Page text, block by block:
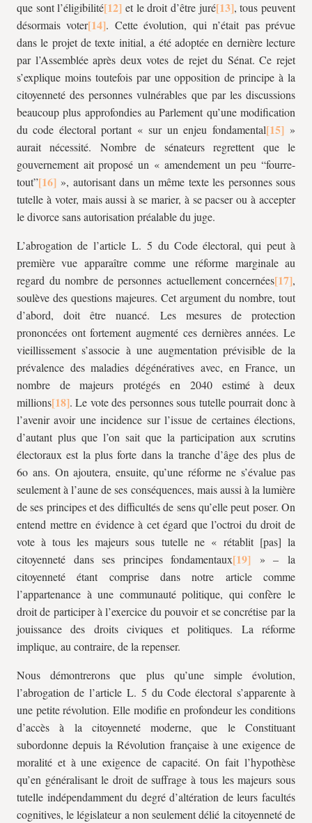
que sont l’éligibilité
et le droit d’être juré
, tous peuvent
désormais voter
. Cette évolution, qui n’était pas prévue
dans le projet de texte initial, a été adoptée en dernière lecture
par l’Assemblée après deux votes de rejet du Sénat. Ce rejet
s’explique moins toutefois par une opposition de principe à la
citoyenneté des personnes vulnérables que par les discussions
beaucoup plus approfondies au Parlement qu’une modification
du code électoral portant « sur un enjeu fondamental
»
aurait nécessité. Nombre de sénateurs regrettent que le
gouvernement ait proposé un « amendement un peu “fourre-
tout”
», autorisant dans un même texte les personnes sous
tutelle à voter, mais aussi à se marier, à se pacser ou à accepter
le divorce sans autorisation préalable du juge.
L’abrogation de l’article L. 5 du Code électoral, qui peut à
première vue apparaître comme une réforme marginale au
regard du nombre de personnes actuellement concernées
,
soulève des questions majeures. Cet argument du nombre, tout
d’abord, doit être nuancé. Les mesures de protection
prononcées ont fortement augmenté ces dernières années. Le
vieillissement s’associe à une augmentation prévisible de la
prévalence des maladies dégénératives avec, en France, un
nombre de majeurs protégés en 2040 estimé à deux
millions
. Le vote des personnes sous tutelle pourrait donc à
l’avenir avoir une incidence sur l’issue de certaines élections,
d’autant plus que l’on sait que la participation aux scrutins
électoraux est la plus forte dans la tranche d’âge des plus de
6o ans. On ajoutera, ensuite, qu’une réforme ne s’évalue pas
seulement à l’aune de ses conséquences, mais aussi à la lumière
de ses principes et des difficultés de sens qu’elle peut poser. On
entend mettre en évidence à cet égard que l’octroi du droit de
vote à tous les majeurs sous tutelle ne « rétablit [pas] la
citoyenneté dans ses principes fondamentaux
» – la
citoyenneté étant comprise dans notre article comme
l’appartenance à une communauté politique, qui confère le
droit de participer à l’exercice du pouvoir et se concrétise par la
jouissance des droits civiques et politiques. La réforme
implique, au contraire, de la repenser.
Nous démontrerons que plus qu’une simple évolution,
l’abrogation de l’article L. 5 du Code électoral s’apparente à
une petite révolution. Elle modifie en profondeur les conditions
d’accès à la citoyenneté moderne, que le Constituant
subordonne depuis la Révolution française à une exigence de
moralité et à une exigence de capacité. On fait l’hypothèse
qu’en généralisant le droit de suffrage à tous les majeurs sous
tutelle indépendamment du degré d’altération de leurs facultés
cognitives, le législateur a non seulement délié la citoyenneté de